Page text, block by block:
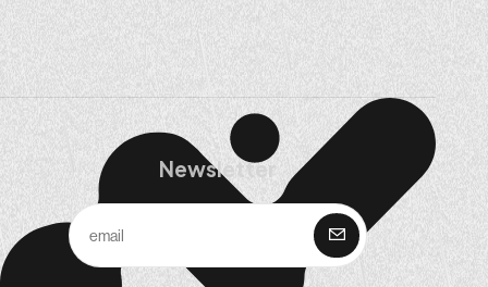
Newsletter
購 読